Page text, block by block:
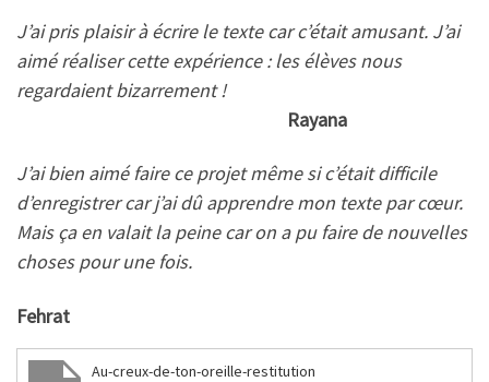
J’ai pris plaisir à écrire le texte car c’était amusant. J’ai
aimé réaliser cette expérience : les élèves nous
regardaient bizarrement !
Rayana
J’ai bien aimé faire ce projet même si c’était difficile
d’enregistrer car j’ai dû apprendre mon texte par cœur.
Mais ça en valait la peine car on a pu faire de nouvelles
choses pour une fois.
Fehrat
Au-creux-de-ton-oreille-restitution